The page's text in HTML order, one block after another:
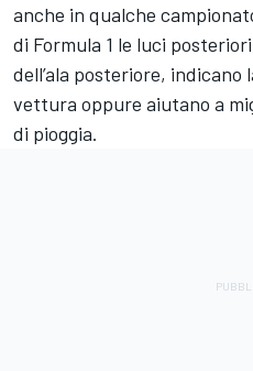
anche in qualche
di Formula 1 le luci
dell’ala posteriore,
vettura oppure aiutano a
di pioggia.